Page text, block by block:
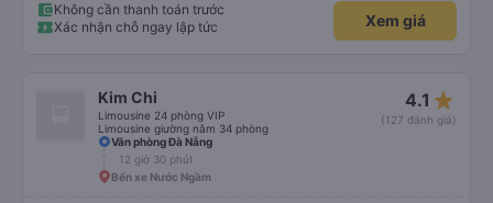
Không cần thanh toán trước
Xác nhận chỗ ngay lập tức
Xem giá
Kim Chi
Limousine 24 phòng VIP
Limousine giường nằm 34 phòng
4.1 star_rate
(127 đánh giá)
Văn phòng Đà Nẵng
12 giờ 30 phút
Bến xe Nước Ngầm